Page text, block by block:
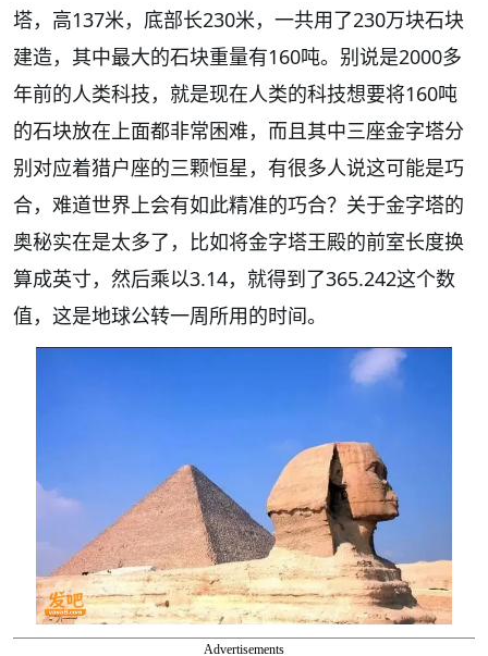
塔，高137米，底部长230米，一共用了230万块石块
建造，其中最大的石块重量有160吨。别说是2000多
年前的人类科技，就是现在人类的科技想要将160吨
的石块放在上面都非常困难，而且其中三座金字塔分
别对应着猎户座的三颗恒星，有很多人说这可能是巧
合，难道世界上会有如此精准的巧合？关于金字塔的
奥秘实在是太多了，比如将金字塔王殿的前室长度换
算成英寸，然后乘以3.14，就得到了365.242这个数
值，这是地球公转一周所用的时间。
Advertisements